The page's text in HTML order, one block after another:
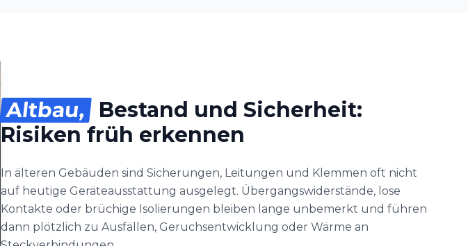
Altbau,
Bestand und Sicherheit:
Risiken früh erkennen
In älteren Gebäuden sind Sicherungen, Leitungen und Klemmen oft nicht
auf heutige Geräteausstattung ausgelegt. Übergangswiderstände, lose
Kontakte oder brüchige Isolierungen bleiben lange unbemerkt und führen
dann plötzlich zu Ausfällen, Geruchsentwicklung oder Wärme an